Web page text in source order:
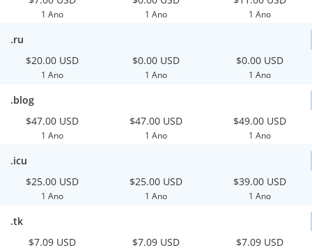
1 Ano 1 Ano 1 Ano
.ru
$20.00 USD
1 Ano
$0.00 USD
1 Ano
$0.00 USD
1 Ano
.blog
$47.00 USD
1 Ano
$47.00 USD
1 Ano
$49.00 USD
1 Ano
.icu
$25.00 USD
1 Ano
$25.00 USD
1 Ano
$39.00 USD
1 Ano
.tk
$7.09 USD
$7.09 USD $7.09 USD